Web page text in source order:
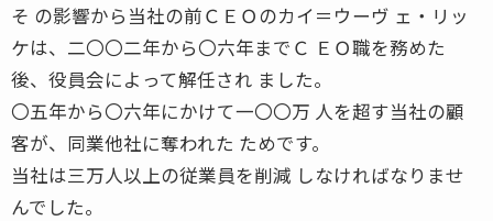
そ の影響から当社の前ＣＥＯのカイ＝ウーヴ ェ・リッ
ケは、二〇〇二年から〇六年までＣ ＥＯ職を務めた
後、役員会によって解任され ました。
〇五年から〇六年にかけて一〇〇万 人を超す当社の顧
客が、同業他社に奪われた ためです。
当社は三万人以上の従業員を削減 しなければなりませ
んでした。